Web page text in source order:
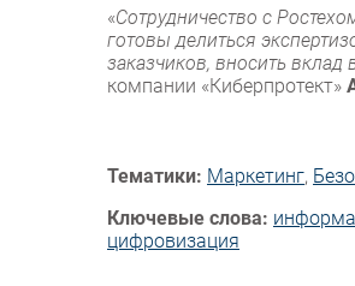
«Сотрудничество с
готовы делиться
заказчиков, вносить вклад
компании «Киберпротект»
Тематики: Маркетинг,
Ключевые слова:
цифровизация